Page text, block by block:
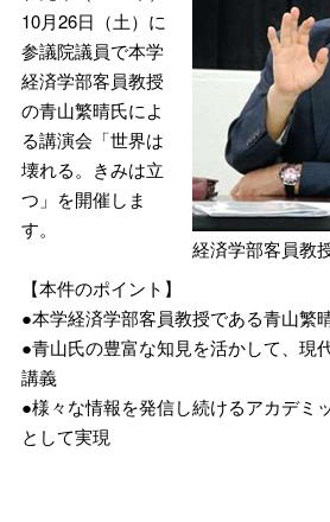
経済学部客員教
10月26日（土）に
参議院議員で本学
経済学部客員教授
の青山繁晴氏によ
る講演会「世界は
壊れる。きみは立
つ」を開催しま
す。
【本件のポイント】
●本学経済学部客員教授である青山繁
●青山氏の豊富な知見を活かして、現
講義
●様々な情報を発信し続けるアカデミ
として実現